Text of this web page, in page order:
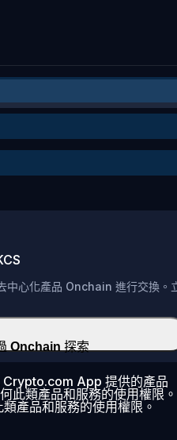
中心化產品 Onchain 進行交換。
Onchain 探索
Crypto.com App 提供的產品
此類產品和服務的使用權限。
產品和服務的使用權限。